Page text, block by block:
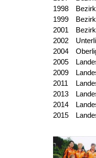
1998
1999
2001
2002
2004
2005
2009
2011
2013
2014
2015